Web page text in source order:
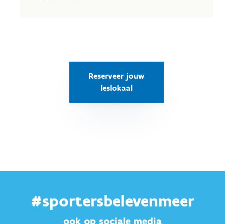
Reserveer jouw
leslokaal
#sportersbelevenmeer
ook op sociale media